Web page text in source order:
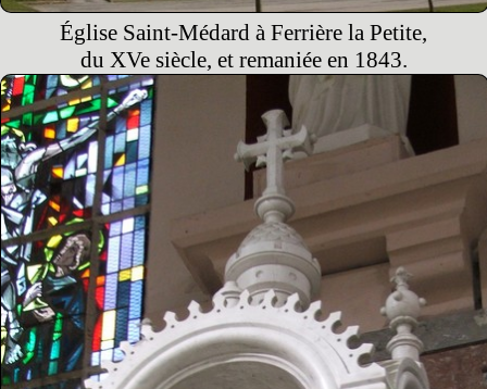
Église Saint-Médard à Ferrière la Petite,
du XVe siècle, et remaniée en 1843.